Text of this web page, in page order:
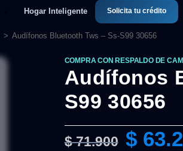
Hogar Inteligente Solicita tu crédito
> Audífonos Bluetooth Tws – Ss-S99 30656
COMPRA CON RESPALDO DE
Audífonos
S99 30656
$71.900 $